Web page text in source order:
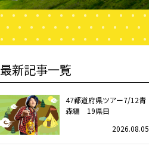
最新記事一覧
47都道府県ツアー7/12青
森編 19県目
2026.08.05